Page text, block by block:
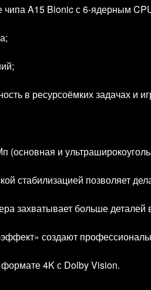
A15 Bionic с 6‑ядерным
в ресурсоёмких задачах и
(основная и
стабилизацией позволяет
захватывает больше
создают
4K с Dolby Vision.